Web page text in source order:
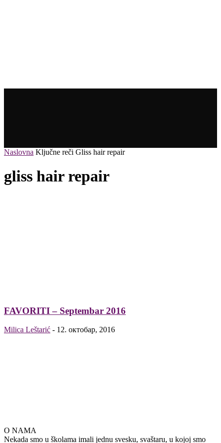
Naslovna Ključne reči Gliss hair repair
gliss hair repair
FAVORITI – Septembar 2016
Milica Leštarić - 12. октобар, 2016
O NAMA
Nekada smo u školama imali jednu svesku, svaštaru, u kojoj smo